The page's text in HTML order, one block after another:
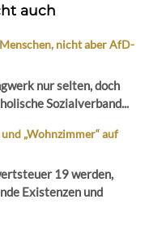
auch
nicht aber AfD-
nur selten, doch
Sozialverband...
„Wohnzimmer“ auf
19 werden,
Existenzen und